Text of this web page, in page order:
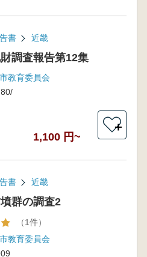
書 近畿
調査報告第12集
教育委員会
1,100 円~
＋
書 近畿
群の調査2
（1件）
教育委員会